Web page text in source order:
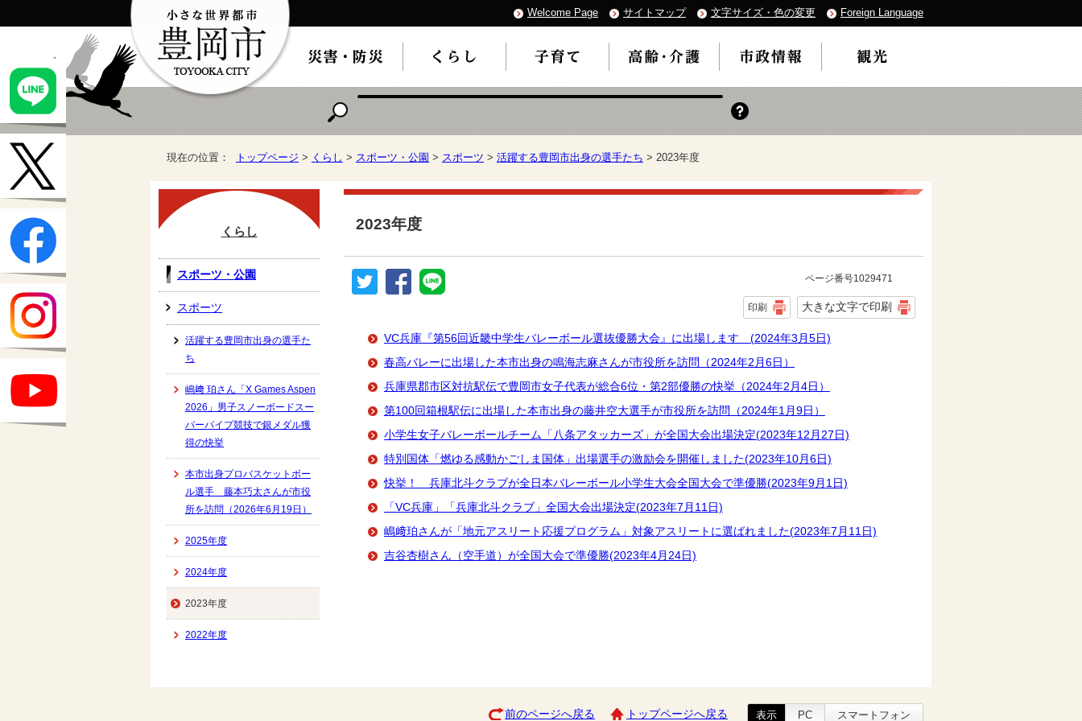
Welcome Page サイトマップ 文字サイズ・色の変更 Foreign Language
現在の位置： トップページ > くらし > スポーツ・公園 > スポーツ > 活躍する豊岡市出身の選手たち > 2023年度
2023年度
ページ番号1029471
印刷 大きな文字で印刷
VC兵庫『第56回近畿中学生バレーボール選抜優勝大会』に出場します (2024年3月5日)
春高バレーに出場した本市出身の鳴海志麻さんが市役所を訪問（2024年2月6日）
兵庫県郡市区対抗駅伝で豊岡市女子代表が総合6位・第2部優勝の快挙（2024年2月4日）
第100回箱根駅伝に出場した本市出身の藤井空大選手が市役所を訪問（2024年1月9日）
小学生女子バレーボールチーム「八条アタッカーズ」が全国大会出場決定(2023年12月27日)
特別国体「燃ゆる感動かごしま国体」出場選手の激励会を開催しました(2023年10月6日)
快挙！ 兵庫北斗クラブが全日本バレーボール小学生大会全国大会で準優勝(2023年9月1日)
「VC兵庫」「兵庫北斗クラブ」全国大会出場決定(2023年7月11日)
嶋﨑珀さんが「地元アスリート応援プログラム」対象アスリートに選ばれました(2023年7月11日)
吉谷杏樹さん（空手道）が全国大会で準優勝(2023年4月24日)
くらし
スポーツ・公園
スポーツ
活躍する豊岡市出身の選手た
ち
嶋﨑 珀さん「X Games Aspen
2026」男子スノーボードスー
パーパイプ競技で銀メダル獲
得の快挙
本市出身プロバスケットボー
ル選手 藤本巧太さんが市役
所を訪問（2026年6月19日）
2025年度
2024年度
2023年度
2022年度
前のページへ戻る トップページへ戻る 表示 PC スマートフォン